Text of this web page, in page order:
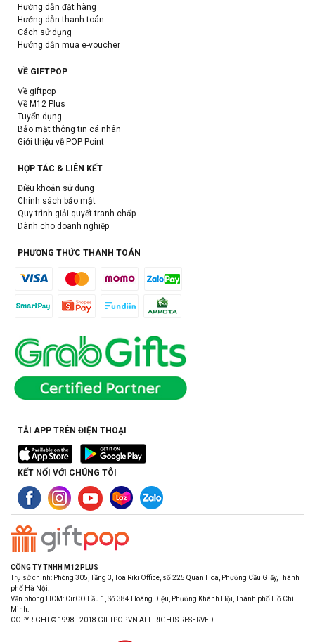
Hướng dẫn đặt hàng
Hướng dẫn thanh toán
Cách sử dụng
Hướng dẫn mua e-voucher
VỀ GIFTPOP
Về giftpop
Về M12 Plus
Tuyển dụng
Bảo mật thông tin cá nhân
Giới thiệu về POP Point
HỢP TÁC & LIÊN KẾT
Điều khoản sử dụng
Chính sách bảo mật
Quy trình giải quyết tranh chấp
Dành cho doanh nghiệp
PHƯƠNG THỨC THANH TOÁN
TẢI APP TRÊN ĐIỆN THOẠI
KẾT NỐI VỚI CHÚNG TÔI
CÔNG TY TNHH M12 PLUS
Trụ sở chính: Phòng 305, Tầng 3, Tòa Riki Office, số 225 Quan Hoa, Phường Cầu Giấy, Thành
phố Hà Nội.
Văn phòng HCM: CirCO Lầu 1, Số 384 Hoàng Diệu, Phường Khánh Hội, Thành phố Hồ Chí
Minh.
COPYRIGHT © 1998 - 2018 GIFTPOP.VN ALL RIGHTS RESERVED